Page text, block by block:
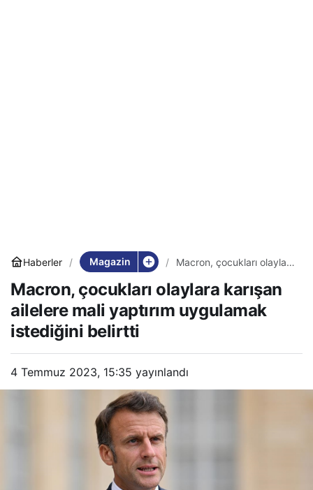
Haberler Magazin
Macron, çocukları olaylara
yaptırım uygulamak
istediğini belirtti
Macron, çocukları olaylara karışan
ailelere mali yaptırım uygulamak
istediğini belirtti
4 Temmuz 2023, 15:35 yayınlandı